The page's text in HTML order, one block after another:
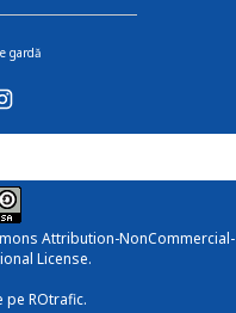
gardă
Attribution-NonCommercial-
License.
ROtrafic.